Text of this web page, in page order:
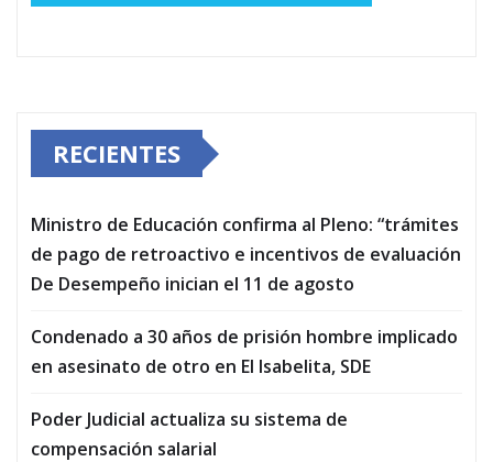
RECIENTES
Ministro de Educación confirma al Pleno: “trámites
de pago de retroactivo e incentivos de evaluación
De Desempeño inician el 11 de agosto
Condenado a 30 años de prisión hombre implicado
en asesinato de otro en El Isabelita, SDE
Poder Judicial actualiza su sistema de
compensación salarial